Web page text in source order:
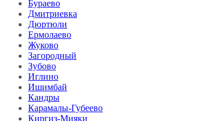
Бураево
Дмитриевка
Дюртюли
Ермолаево
Жуково
Загородный
Зубово
Иглино
Ишимбай
Кандры
Карамалы-Губеево
Киргиз-Мияки